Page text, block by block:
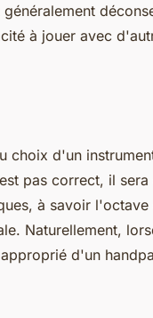
à jouer avec
choix d'un
pas correct, il
à savoir
Naturellement,
d'un